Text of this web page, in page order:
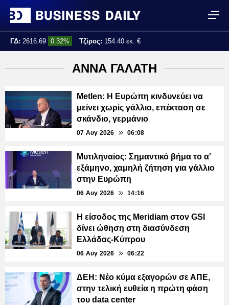
ΓΔ: 2616.69 0.32% Τζίρος: 154.40 εκ. €
ΑΝΝΑ ΓΑΛΑΤΗ
Metlen: Η Ευρώπη κινδυνεύει να
μείνει χωρίς γάλλιο, επέκταση σε
σκάνδιο, γερμάνιο
07 Αυγ 2026 06:08
Μυτιληναίος: Σημαντικό βήμα το α'
εξάμηνο, χαμηλή ζήτηση για γάλλιο
στην Ευρώπη
06 Αυγ 2026 14:16
Η είσοδος της Meridiam στον GSI
δίνει ώθηση στη διασύνδεση
Ελλάδας-Κύπρου
06 Αυγ 2026 06:22
ΔΕΗ: Νέο κύμα εξαγορών σε ΑΠΕ,
στην τελική ευθεία η πρώτη φάση
του data center